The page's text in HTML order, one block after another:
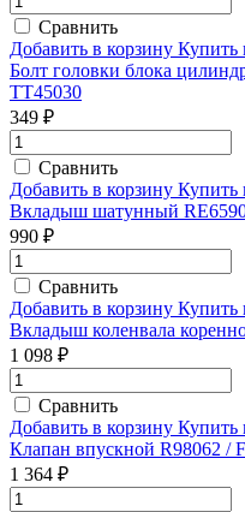
Сравнить
Добавить в корзину Купить
Болт головки блока
TT45030
349 ₽
Сравнить
Добавить в корзину Купить
Вкладыш шатунный
990 ₽
Сравнить
Добавить в корзину Купить
Вкладыш коленвала
1 098 ₽
Сравнить
Добавить в корзину Купить
Клапан впускной R98062 /
1 364 ₽